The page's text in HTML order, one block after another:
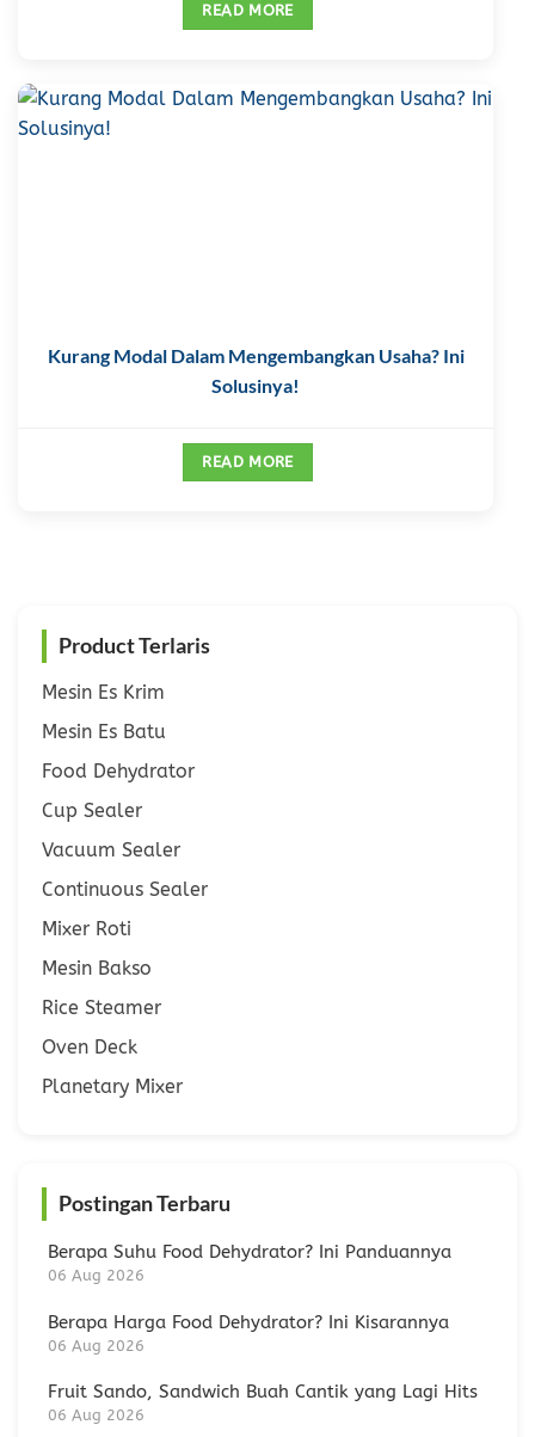
READ MORE
Kurang Modal Dalam Mengembangkan Usaha? Ini
Solusinya!
READ MORE
Product Terlaris
Mesin Es Krim
Mesin Es Batu
Food Dehydrator
Cup Sealer
Vacuum Sealer
Continuous Sealer
Mixer Roti
Mesin Bakso
Rice Steamer
Oven Deck
Planetary Mixer
Postingan Terbaru
Berapa Suhu Food Dehydrator? Ini Panduannya
06 Aug 2026
Berapa Harga Food Dehydrator? Ini Kisarannya
06 Aug 2026
Fruit Sando, Sandwich Buah Cantik yang Lagi Hits
06 Aug 2026